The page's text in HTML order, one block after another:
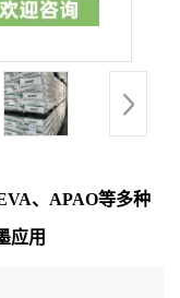
、APAO等多种
应用